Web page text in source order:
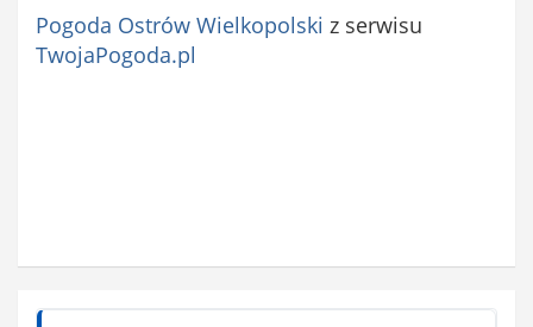
Pogoda Ostrów Wielkopolski z serwisu
TwojaPogoda.pl